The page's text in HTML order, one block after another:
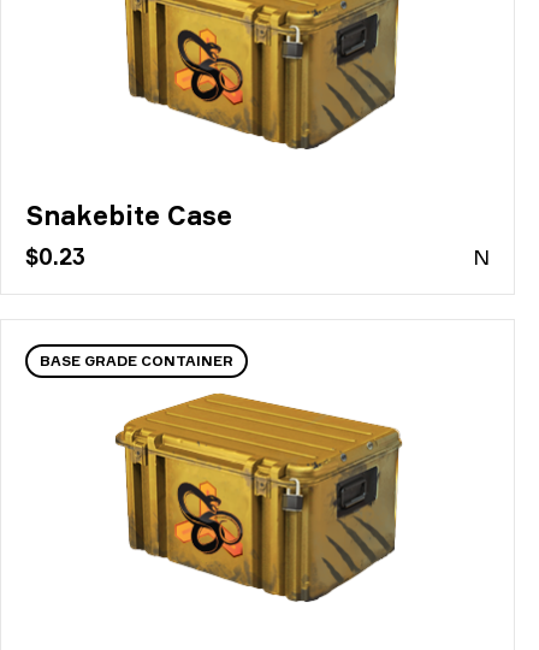
Snakebite Case
$0.23 N
BASE GRADE CONTAINER